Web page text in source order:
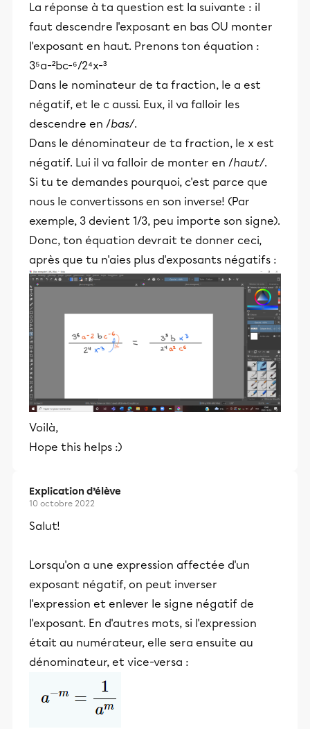
La réponse à ta question est la suivante : il
faut descendre l'exposant en bas OU monter
l'exposant en haut. Prenons ton équation :
3⁵a-²bc-⁶/2⁴x-³
Dans le nominateur de ta fraction, le a est
négatif, et le c aussi. Eux, il va falloir les
descendre en /bas/.
Dans le dénominateur de ta fraction, le x est
négatif. Lui il va falloir de monter en /haut/.
Si tu te demandes pourquoi, c'est parce que
nous le convertissons en son inverse! (Par
exemple, 3 devient 1/3, peu importe son signe).
Donc, ton équation devrait te donner ceci,
après que tu n'aies plus d'exposants négatifs :
Voilà,
Hope this helps :)
Explication d’élève
10 octobre 2022
Salut!
Lorsqu'on a une expression affectée d'un
exposant négatif, on peut inverser
l'expression et enlever le signe négatif de
l'exposant. En d'autres mots, si l'expression
était au numérateur, elle sera ensuite au
dénominateur, et vice-versa :